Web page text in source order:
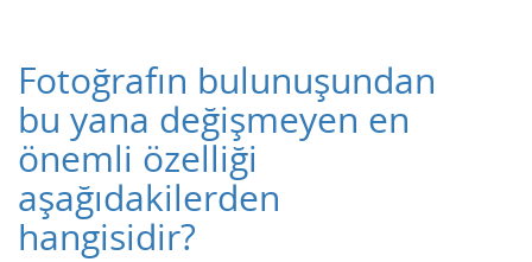
Fotoğrafın bulunuşundan
bu yana değişmeyen en
önemli özelliği
aşağıdakilerden
hangisidir?